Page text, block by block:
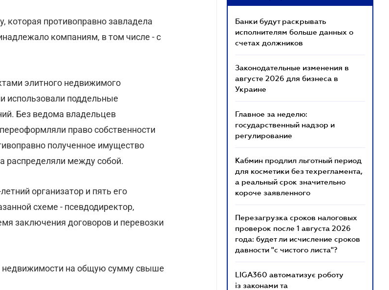
которая противоправно завладела
компаниям, в том числе - с
элитного недвижимого
использовали поддельные
Без ведома владельцев
право собственности
полученное имущество
распределяли между собой.
организатор и пять его
схеме - псевдодиректор,
заключения договоров и перевозки
недвижимости на общую сумму свыше
Банки будут раскрывать
исполнителям больше данных о
счетах должников
Законодательные изменения в
августе 2026 для бизнеса в
Украине
Главное за неделю:
государственный надзор и
регулирование
Кабмин продлил льготный период
для косметики без техрегламента,
а реальный срок значительно
короче заявленного
Перезагрузка сроков налоговых
проверок после 1 августа 2026
года: будет ли исчисление сроков
давности "с чистого листа"?
LIGA360 автоматизує роботу
із законами та